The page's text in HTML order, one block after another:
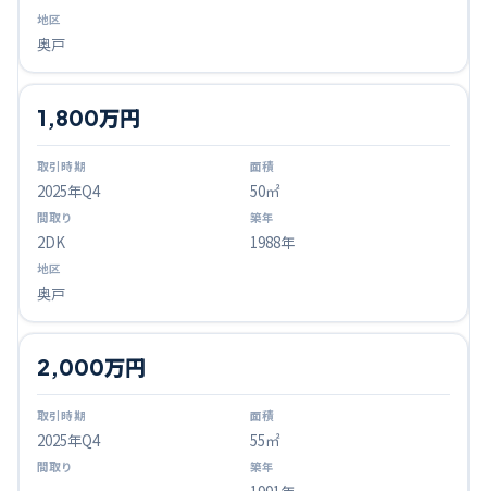
奥戸
2025年Q4
1,800万円
50㎡
2DK 1988年
奥戸
2025年Q4
2,000万円
55㎡